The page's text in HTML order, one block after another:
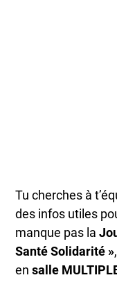
Tu cherches à
des infos utiles
manque pas la
Santé Solidarité »
ensalle